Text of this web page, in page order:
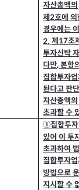
자산총액의
제2호에
경우에는
2.제 17조
투자신탁
다만,본항
집합투자
된다고 판
자산총액의
초과할 수
①집합투자
있어 이 투
초과하여
집합투자
방법으로
지시할 수